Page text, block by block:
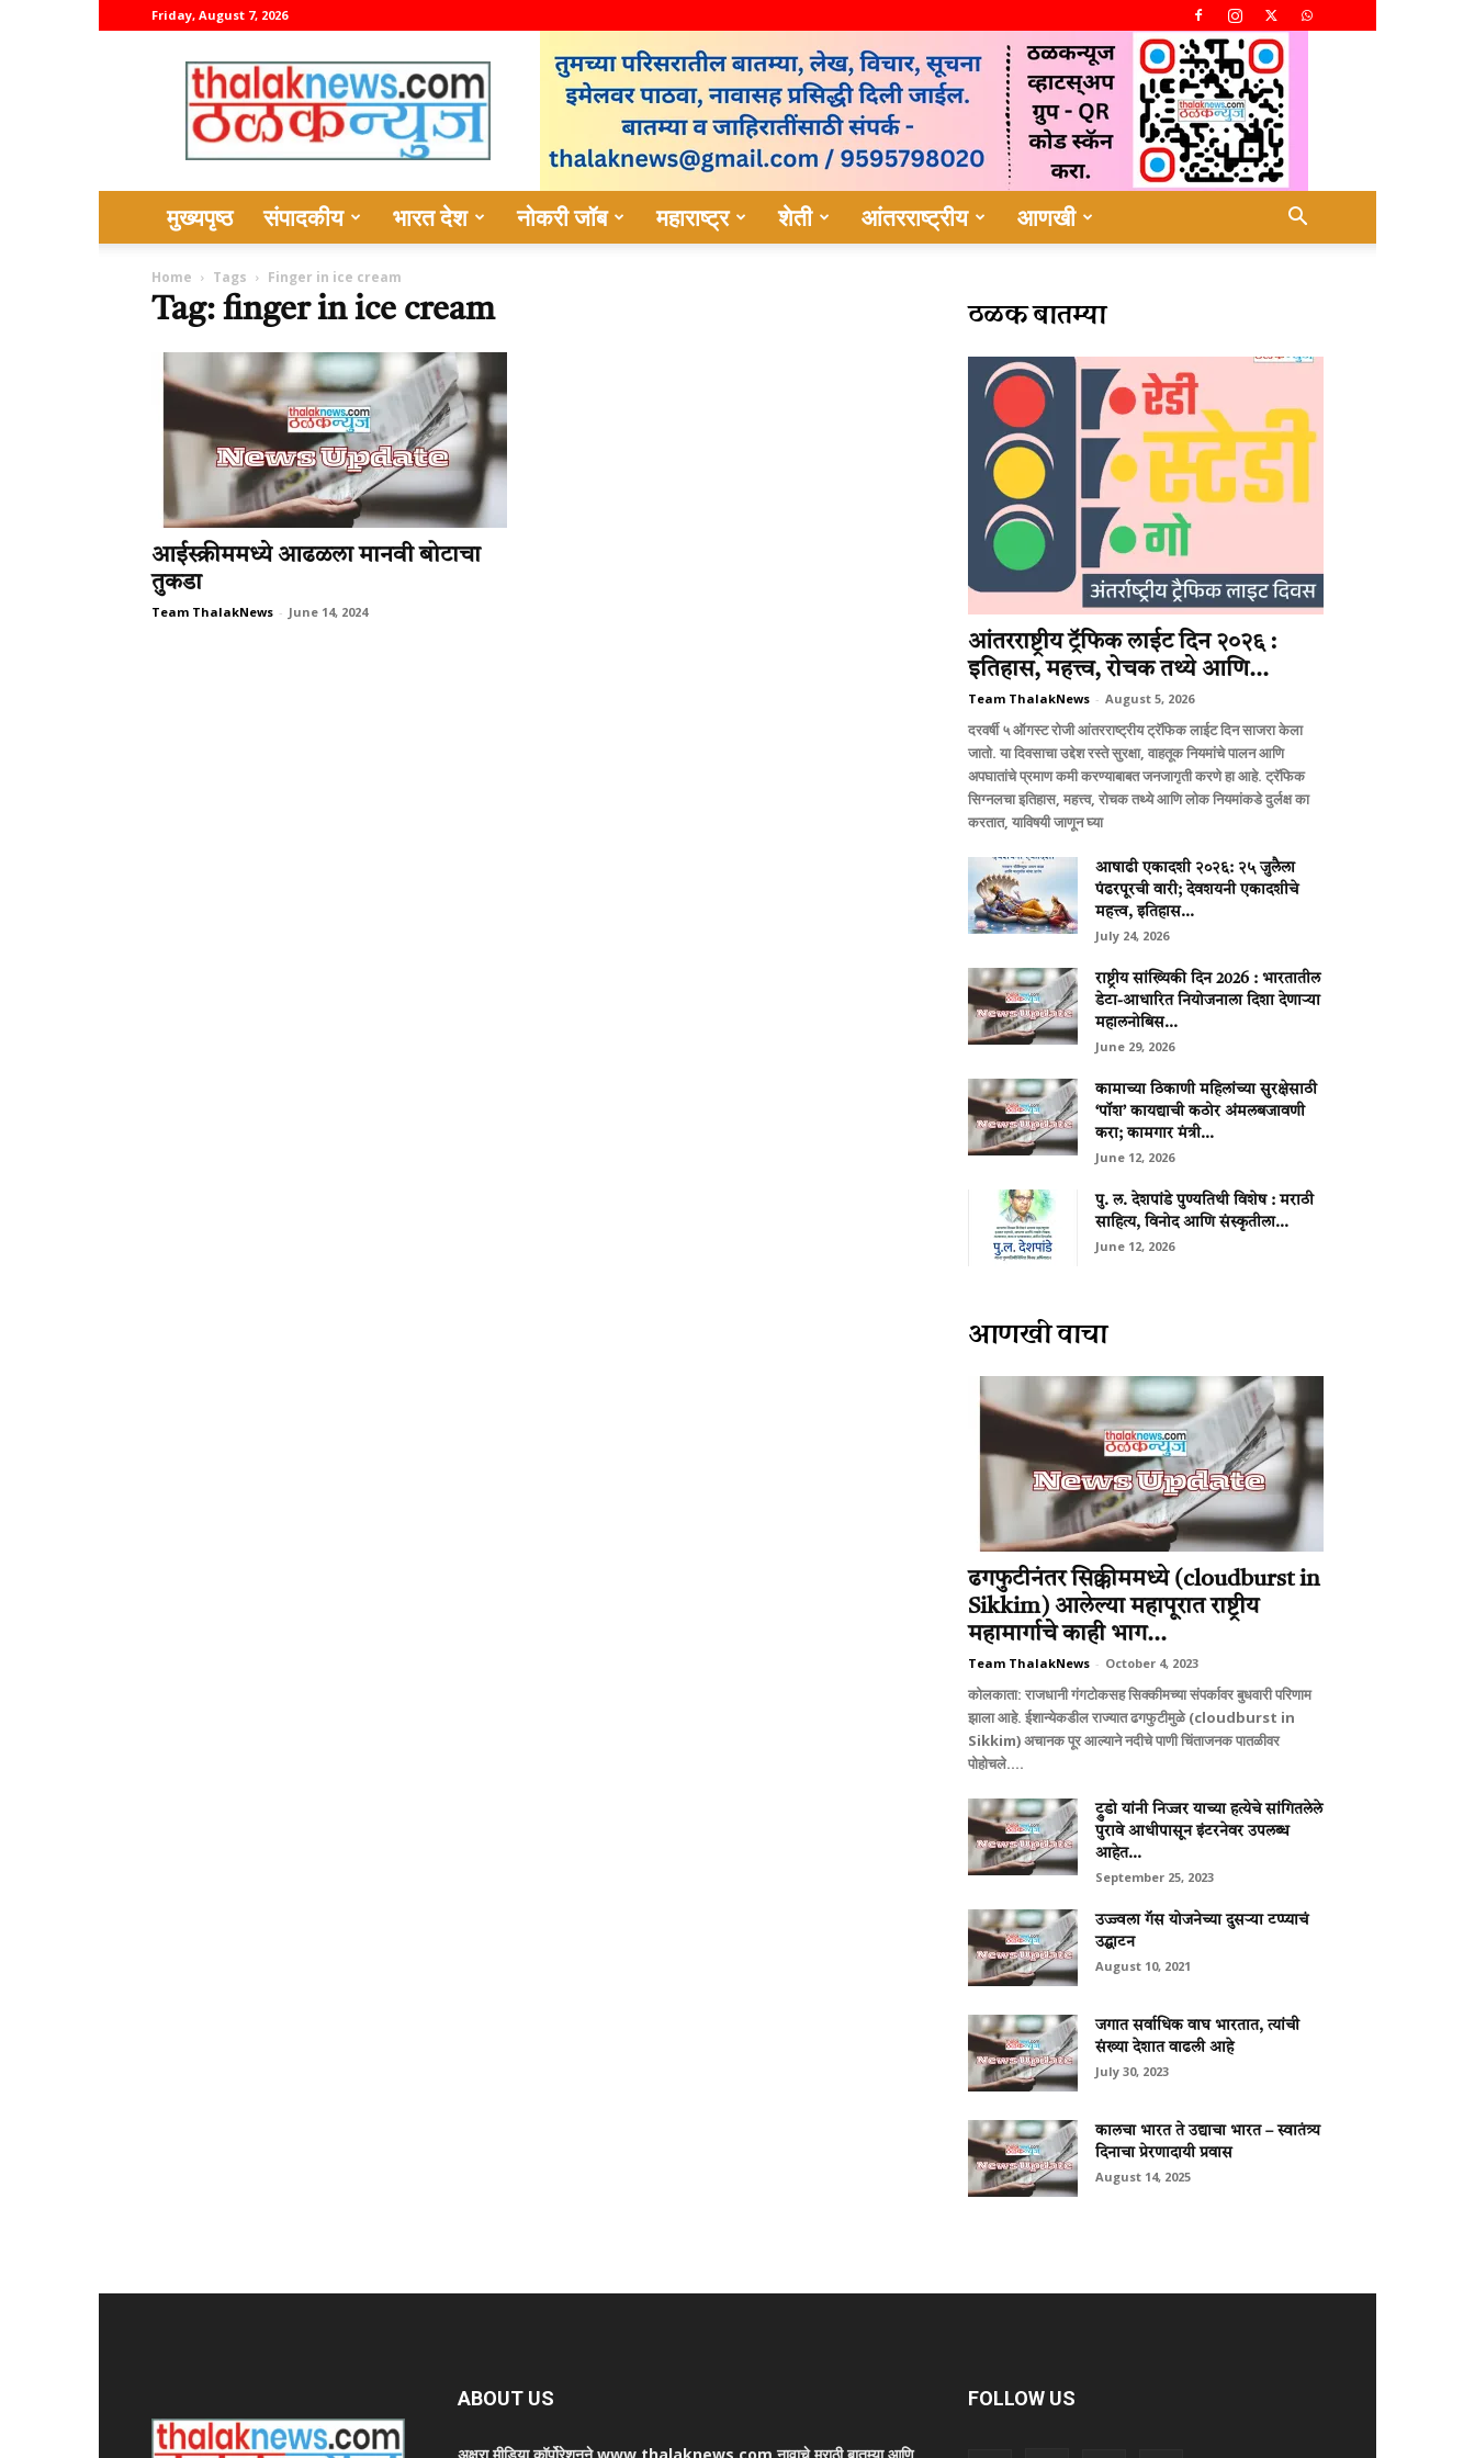
Friday, August 7, 2026
thalaknews
मुख्यपृष्ठ संपादकीय भारत देश नोकरी जॉब महाराष्ट्र शेती आंतरराष्ट्रीय आणखी
Home Tags Finger in ice cream
Tag: finger in ice cream
आईस्क्रीममध्ये आढळला मानवी बोटाचा
तुकडा
Team ThalakNews - June 14, 2024
ठळक बातम्या
आंतरराष्ट्रीय ट्रॅफिक लाईट दिन २०२६ :
इतिहास, महत्त्व, रोचक तथ्ये आणि...
Team ThalakNews - August 5, 2026
दरवर्षी ५ ऑगस्ट रोजी आंतरराष्ट्रीय ट्रॅफिक लाईट दिन साजरा केला
जातो. या दिवसाचा उद्देश रस्ते सुरक्षा, वाहतूक नियमांचे पालन आणि
अपघातांचे प्रमाण कमी करण्याबाबत जनजागृती करणे हा आहे. ट्रॅफिक
सिग्नलचा इतिहास, महत्त्व, रोचक तथ्ये आणि लोक नियमांकडे दुर्लक्ष का
करतात, याविषयी जाणून घ्या
आषाढी एकादशी २०२६: २५ जुलैला
पंढरपूरची वारी; देवशयनी एकादशीचे
महत्त्व, इतिहास...
July 24, 2026
राष्ट्रीय सांख्यिकी दिन 2026 : भारतातील
डेटा-आधारित नियोजनाला दिशा देणाऱ्या
महालनोबिस...
June 29, 2026
कामाच्या ठिकाणी महिलांच्या सुरक्षेसाठी
‘पॉश’ कायद्याची कठोर अंमलबजावणी
करा; कामगार मंत्री...
June 12, 2026
पु. ल. देशपांडे पुण्यतिथी विशेष : मराठी
साहित्य, विनोद आणि संस्कृतीला...
June 12, 2026
आणखी वाचा
ढगफुटीनंतर सिक्कीममध्ये (cloudburst in
Sikkim) आलेल्या महापूरात राष्ट्रीय
महामार्गाचे काही भाग...
Team ThalakNews - October 4, 2023
कोलकाता: राजधानी गंगटोकसह सिक्कीमच्या संपर्कावर बुधवारी परिणाम
झाला आहे. ईशान्येकडील राज्यात ढगफुटीमुळे (cloudburst in
Sikkim) अचानक पूर आल्याने नदीचे पाणी चिंताजनक पातळीवर
पोहोचले....
ट्रुडो यांनी निज्जर याच्या हत्येचे सांगितलेले
पुरावे आधीपासून इंटरनेवर उपलब्ध
आहेत...
September 25, 2023
उज्ज्वला गॅस योजनेच्या दुसऱ्या टप्प्याचं
उद्घाटन
August 10, 2021
जगात सर्वाधिक वाघ भारतात, त्यांची
संख्या देशात वाढली आहे
July 30, 2023
कालचा भारत ते उद्याचा भारत – स्वातंत्र्य
दिनाचा प्रेरणादायी प्रवास
August 14, 2025
ABOUT US FOLLOW US